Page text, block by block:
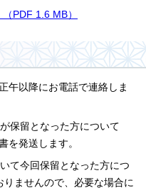
PDF 1.6 MB）
午以降にお電話で連絡しま
保留となった方について
を発送します。
て今回保留となった方につ
ませんので、必要な場合に